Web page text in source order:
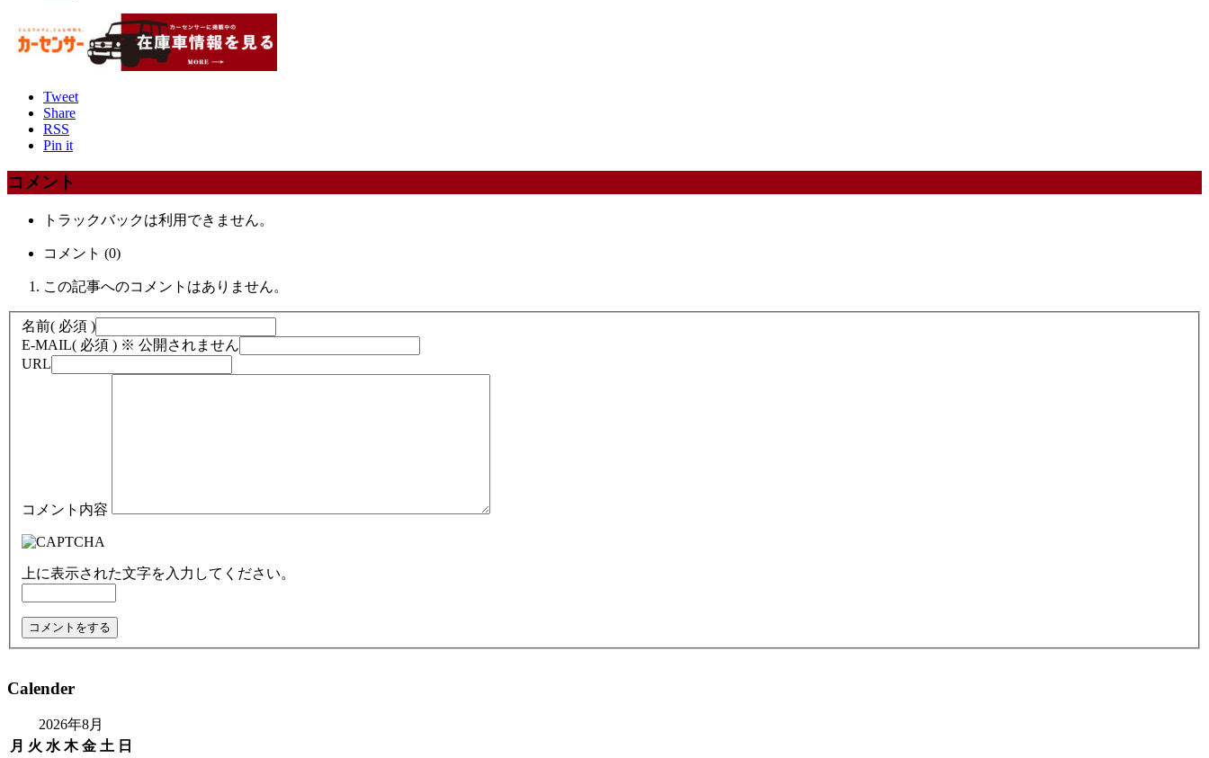
Tweet
Share
RSS
Pin it
コメント
トラックバックは利用できません。
コメント (0)
この記事へのコメントはありません。
名前( 必須 )
E-MAIL( 必須 ) ※ 公開されません
URL
コメント内容
上に表示された文字を入力してください。
Calender
2026年8月
月 火 水 木 金 土 日